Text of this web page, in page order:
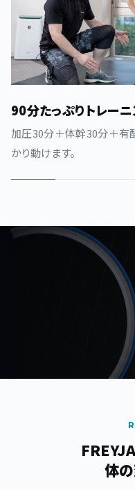
90分たっぷりトレー
加圧30分＋体幹30分＋有
かり動けます。
体